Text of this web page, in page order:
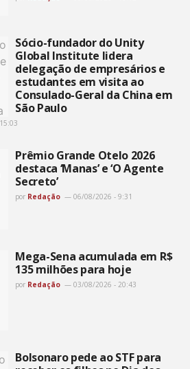
Sócio-fundador do Unity
Global Institute lidera
delegação de empresários e
estudantes em visita ao
Consulado-Geral da China em
São Paulo
Prêmio Grande Otelo 2026
destaca ‘Manas’ e ‘O Agente
Secreto’
por Redação 06/08/2026 - 9:31
Mega-Sena acumulada em R$
135 milhões para hoje
por Redação 03/08/2026 - 20:43
Bolsonaro pede ao STF para